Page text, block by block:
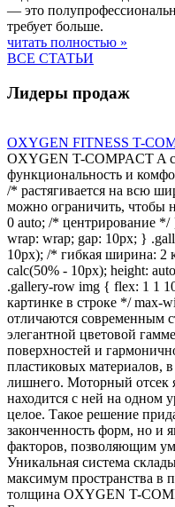
— это
требует больше.
читать полностью »
ВСЕ СТАТЬИ
Лидеры продаж
OXYGEN FITNESS T-
OXYGEN T-COMPACT A
функциональность и
/* растягивается на всю
можно ограничить, чтобы
0 auto; /* центрирование
wrap: wrap; gap: 10px; }
10px); /* гибкая ширина: 2
calc(50% - 10px); height:
.gallery-row img { flex: 1 1
картинке в строке */
отличаются современным
элегантной цветовой
поверхностей и
пластиковых материалов,
лишнего. Моторный отсек
находится с ней на одном
целое. Такое решение
законченность форм, но и
факторов, позволяющим
Уникальная система
максимум пространства в
толщина OXYGEN T-